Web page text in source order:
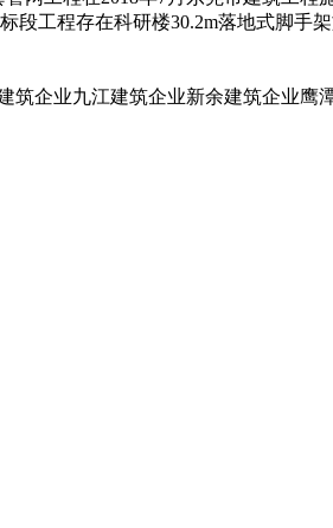
段工程存在科研楼30.2m落地式脚
筑企业九江建筑企业新余建筑企业鹰